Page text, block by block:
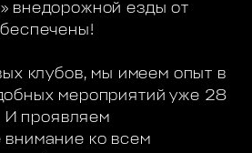
внедорожной езды от
клубов, мы имеем опыт в
мероприятий уже 28
И проявляем
внимание ко всем